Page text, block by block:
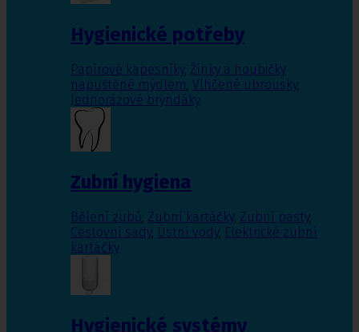
Hygienické potřeby
Papírové kapesníky, Žínky a houbičky
napuštěné mýdlem, Vlhčené ubrousky,
Jednorázové bryndáky
Zubní hygiena
Bělení zubů, Zubní kartáčky, Zubní pasty,
Cestovní sady, Ústní vody, Elektrické zubní
kartáčky
Hygienické systémy